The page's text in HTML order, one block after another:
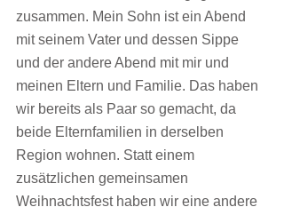
zusammen. Mein Sohn ist ein Abend
mit seinem Vater und dessen Sippe
und der andere Abend mit mir und
meinen Eltern und Familie. Das haben
wir bereits als Paar so gemacht, da
beide Elternfamilien in derselben
Region wohnen. Statt einem
zusätzlichen gemeinsamen
Weihnachtsfest haben wir eine andere